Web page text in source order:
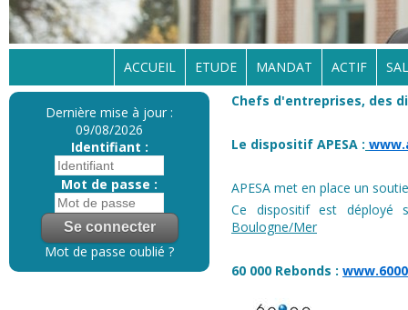
ACCUEIL ETUDE MANDAT ACTIF
Dernière mise à jour :
09/08/2026
Identifiant :
Mot de passe :
Mot de passe oublié ?
Chefs d'entreprises, des
Le dispositif APESA :
APESA met en place un
Ce dispositif est déployé
Boulogne/Mer
60 000 Rebonds :